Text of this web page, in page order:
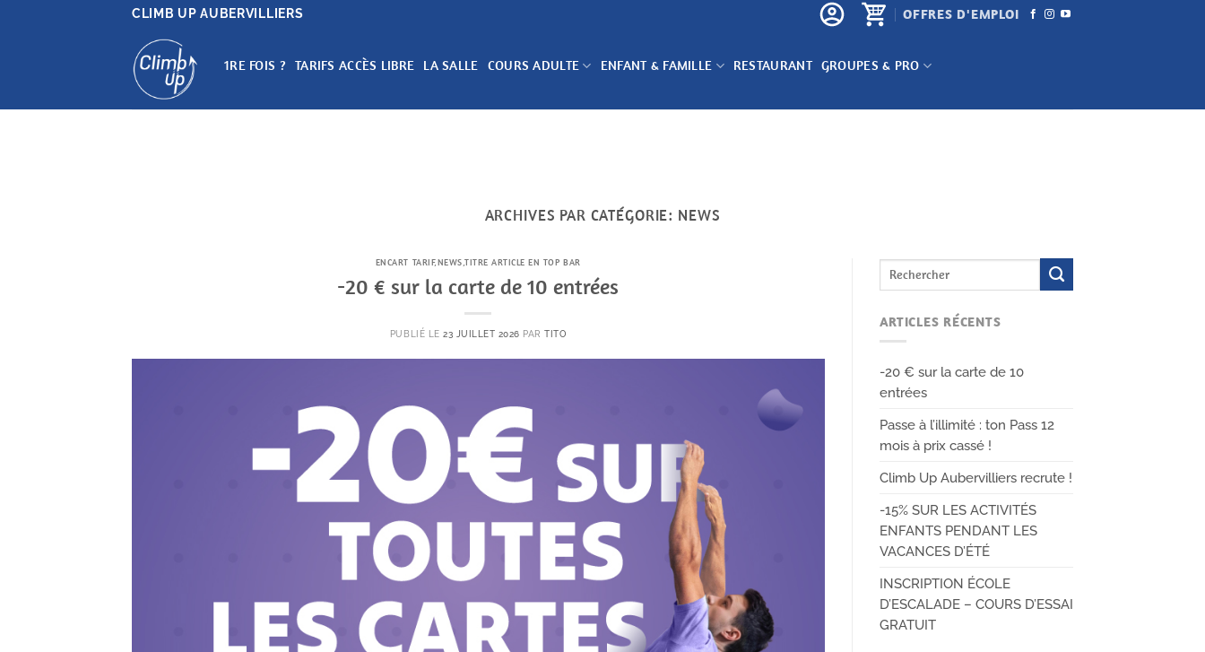
CLIMB UP AUBERVILLIERS OFFRES D'EMPLOI
1RE FOIS ? TARIFS ACCÈS LIBRE LA SALLE COURS ADULTE ENFANT & FAMILLE RESTAURANT GROUPES & PRO
ARCHIVES PAR CATÉGORIE: NEWS
ENCART TARIF,NEWS,TITRE ARTICLE EN TOP BAR
-20 € sur la carte de 10 entrées
PUBLIÉ LE23 JUILLET 2026 PARTITO
ARTICLES RÉCENTS
-20 € sur la carte de 10
entrées
Passe à l’illimité : ton Pass 12
mois à prix cassé !
Climb Up Aubervilliers recrute !
-15% SUR LES ACTIVITÉS
ENFANTS PENDANT LES
VACANCES D’ÉTÉ
INSCRIPTION ÉCOLE
D’ESCALADE – COURS D’ESSAI
GRATUIT